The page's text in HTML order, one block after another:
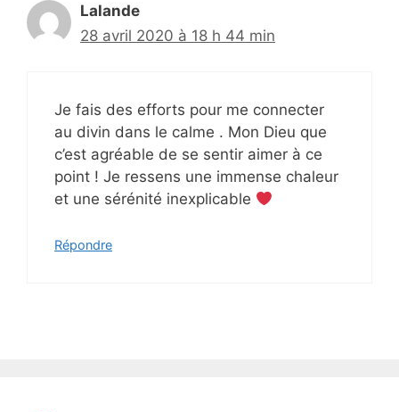
Lalande
28 avril 2020 à 18 h 44 min
Je fais des efforts pour me connecter
au divin dans le calme . Mon Dieu que
c’est agréable de se sentir aimer à ce
point ! Je ressens une immense chaleur
et une sérénité inexplicable
Répondre